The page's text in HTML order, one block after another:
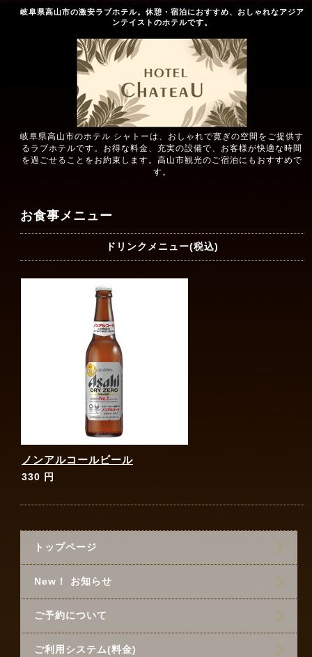
岐阜県高山市の激安ラブホテル。休憩・宿泊におすすめ、おしゃれなアジア
ンテイストのホテルです。
岐阜県高山市のホテル シャトーは、おしゃれで寛ぎの空間をご提供す
るラブホテルです。お得な料金、充実の設備で、お客様が快適な時間
を過ごせることをお約束します。高山市観光のご宿泊にもおすすめで
す。
お食事メニュー
ドリンクメニュー(税込)
ノンアルコールビール
330 円
トップページ
New！ お知らせ
ご予約について
ご利用システム(料金)